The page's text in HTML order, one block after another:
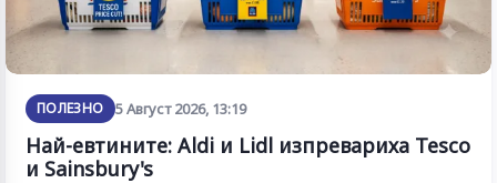
ПОЛЕЗНО 5 Август 2026, 13:19
Най-евтините: Aldi и Lidl изпревариха Tesco
и Sainsbury's